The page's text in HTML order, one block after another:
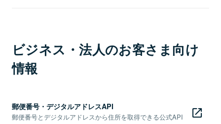
ビジネス・法人のお客さま向け
情報
郵便番号・デジタルアドレスAPI
郵便番号とデジタルアドレスから住所を取得できる公式API